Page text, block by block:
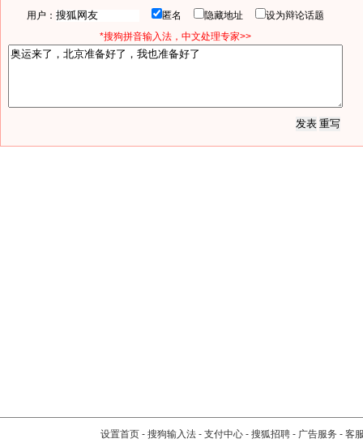
用户： 匿名 隐藏地址
设为辩论话题
*搜狗拼音输入法，中文处理专家>>
设置首页 - 搜狗输入法 - 支付中心 - 搜狐招聘 - 广告服务 - 客